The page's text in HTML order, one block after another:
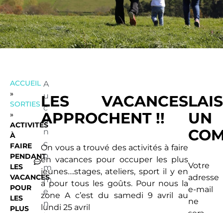
ACCUEIL
»
SORTIES
»
ACTIVITÉS
À
FAIRE
PENDANT
LES
VACANCES
POUR
LES
PLUS
A
u
c
u
n
c
o
m
m
e
n
LES VACANCES
APPROCHENT !!
On vous a trouvé des activités à faire
en vacances pour occuper les plus
jeunes….stages, ateliers, sport il y en
a pour tous les goûts. Pour nous la
zone A c’est du samedi 9 avril au
lundi 25 avril
UN
Votre
adresse
e-mail
ne